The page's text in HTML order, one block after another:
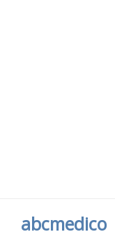
abcmedico